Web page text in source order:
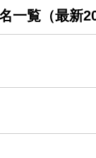
一覧（最新